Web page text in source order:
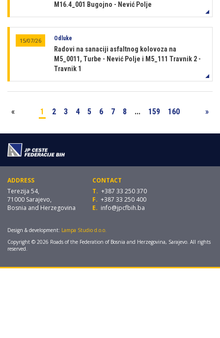
M16.4_001 Bugojno - Nević Polje
15/07/26 Odluke
Radovi na sanaciji asfaltnog kolovoza na
M5_0011, Turbe - Nević Polje i M5_111 Travnik 2 -
Travnik 1
« 1 2 3 4 5 6 7 8 ... 159 160 »
ADDRESS
Terezija 54,
71000 Sarajevo,
Bosnia and Herzegovina
CONTACT
T. +387 33 250 370
F. +387 33 250 400
E. info@jpcfbih.ba
Design & development: Lampa Studio d.o.o.
Copyright © 2026 Roads of the Federation of Bosnia and Herzegovina, Sarajevo. All rights
reserved.